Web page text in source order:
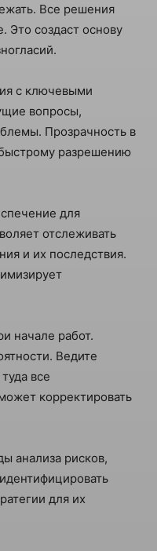
Все решения
Это создаст основу
с ключевыми
вопросы,
Прозрачность в
разрешению
для
отслеживать
и их последствия.
начале работ.
Ведите
все
корректировать
анализа рисков,
для их